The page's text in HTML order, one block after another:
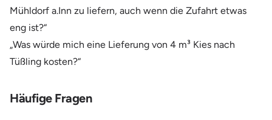
Mühldorf a.Inn zu liefern, auch wenn die Zufahrt etwas
eng ist?“
„Was würde mich eine Lieferung von 4 m³ Kies nach
Tüßling kosten?“
Häufige Fragen